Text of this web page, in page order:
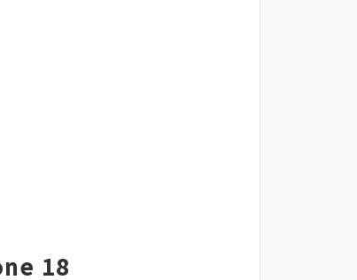
18